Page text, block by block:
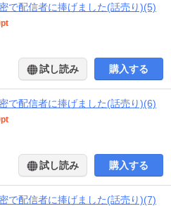
で配信者に捧げました(話売り)(5)
試し読み 購入する
で配信者に捧げました(話売り)(6)
試し読み 購入する
で配信者に捧げました(話売り)(7)